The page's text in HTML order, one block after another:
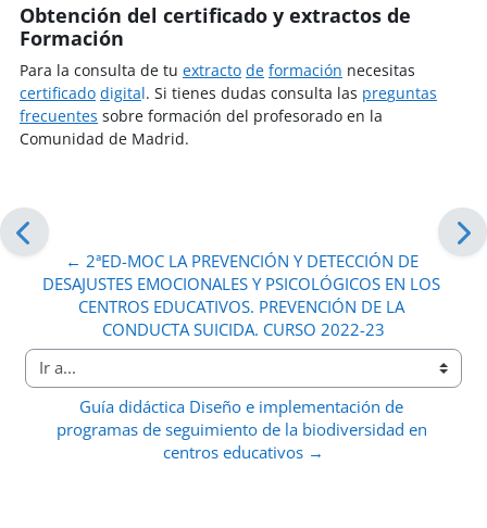
Obtención del certificado y extractos de
Formación
Para la consulta de tu extracto de formación necesitas
certificado digital. Si tienes dudas consulta las preguntas
frecuentes sobre formación del profesorado en la
Comunidad de Madrid.
← 2ªED-MOC LA PREVENCIÓN Y DETECCIÓN DE
DESAJUSTES EMOCIONALES Y PSICOLÓGICOS EN LOS
CENTROS EDUCATIVOS. PREVENCIÓN DE LA
CONDUCTA SUICIDA. CURSO 2022-23
Ir a...
Guía didáctica Diseño e implementación de
programas de seguimiento de la biodiversidad en
centros educativos →